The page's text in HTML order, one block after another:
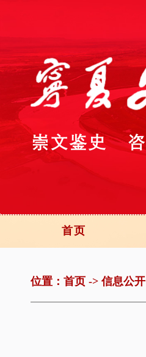
首页
位置： 首页 -> 信息公开